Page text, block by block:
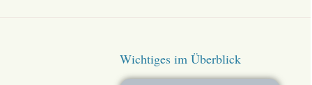
Wichtiges im Überblick